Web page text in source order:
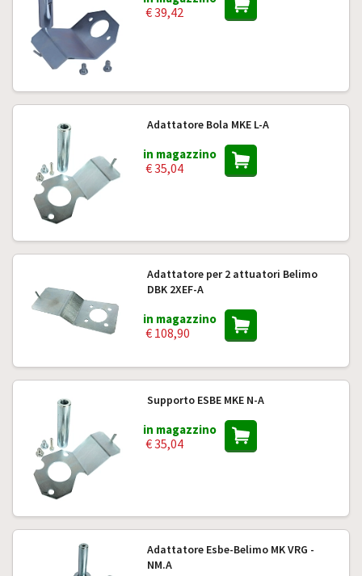
€ 39,42
Adattatore Bola MKE L-A
in magazzino
€ 35,04
Adattatore per 2 attuatori Belimo
DBK 2XEF-A
in magazzino
€ 108,90
Supporto ESBE MKE N-A
in magazzino
€ 35,04
Adattatore Esbe-Belimo MK VRG -
NM.A